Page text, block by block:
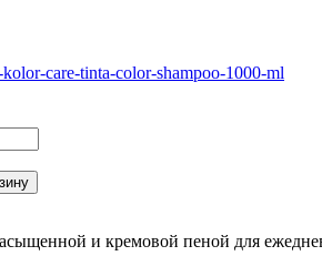
и кремовой пеной для